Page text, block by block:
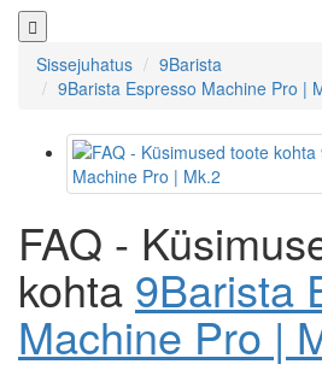
Sissejuhatus
9Barista
9Barista Espresso Machine Pro |
FAQ -
kohta 9Barista
Machine Pro |